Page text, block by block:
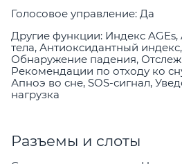
Голосовое управление: Да
Другие функции: Индекс AGEs,
тела, Антиоксидантный
Обнаружение падения,
Рекомендации по отходу ко
Апноэ во сне, SOS-сигнал,
нагрузка
Разъемы и слоты